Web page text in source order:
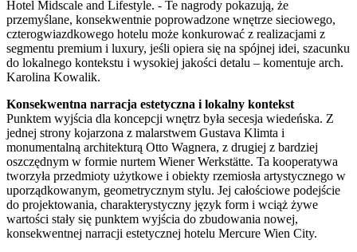
Hotel Midscale and Lifestyle. - Te nagrody pokazują, że
przemyślane, konsekwentnie poprowadzone wnętrze sieciowego,
czterogwiazdkowego hotelu może konkurować z realizacjami z
segmentu premium i luxury, jeśli opiera się na spójnej idei, szacunku
do lokalnego kontekstu i wysokiej jakości detalu – komentuje arch.
Karolina Kowalik.
Konsekwentna narracja estetyczna i lokalny kontekst
Punktem wyjścia dla koncepcji wnętrz była secesja wiedeńska. Z
jednej strony kojarzona z malarstwem Gustava Klimta i
monumentalną architekturą Otto Wagnera, z drugiej z bardziej
oszczędnym w formie nurtem Wiener Werkstätte. Ta kooperatywa
tworzyła przedmioty użytkowe i obiekty rzemiosła artystycznego w
uporządkowanym, geometrycznym stylu. Jej całościowe podejście
do projektowania, charakterystyczny język form i wciąż żywe
wartości stały się punktem wyjścia do zbudowania nowej,
konsekwentnej narracji estetycznej hotelu Mercure Wien City.